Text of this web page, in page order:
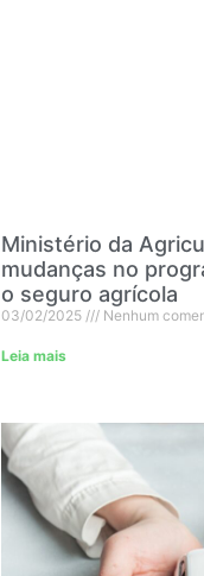
Ministério da
mudanças no
o seguro agrícola
03/02/2025 Nenhum
Leia mais